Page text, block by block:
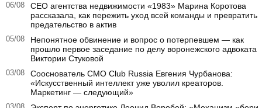
06/08
CEO агентства недвижимости «1983» Марина Коротова
рассказала, как пережить уход всей команды и превратить
предательство в актив
05/08
Непонятное обвинение и вопрос о потерпевшем — как
прошло первое заседание по делу воронежского адвоката
Виктории Стуковой
03/08
Сооснователь CMO Club Russia Евгения Чурбанова:
«Искусственный интеллект уже уволил креаторов.
Маркетинг — следующий»